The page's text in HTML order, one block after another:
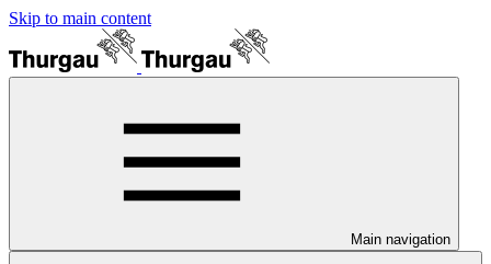
Skip to main content
Main navigation